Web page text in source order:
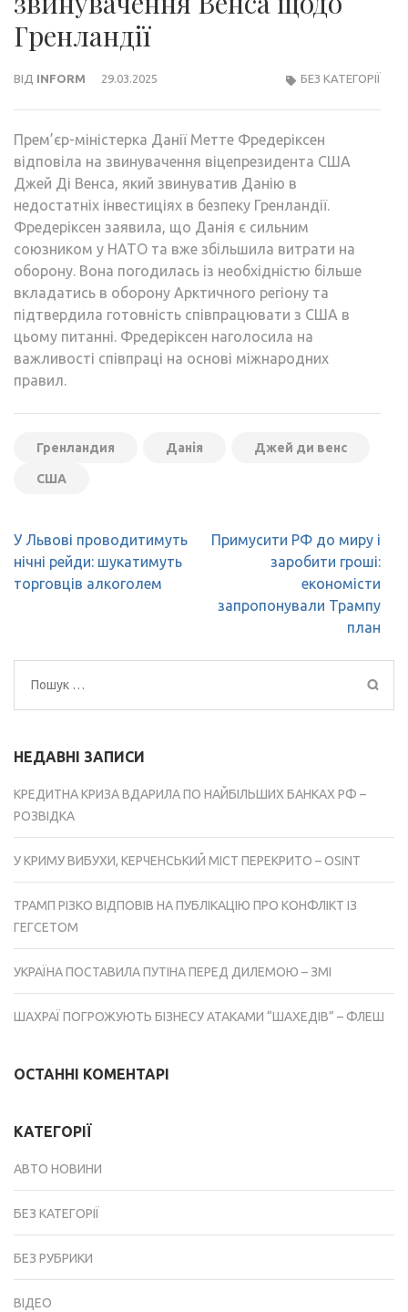
Гренландії
ВІД INFORM 29.03.2025 БЕЗ КАТЕГОРІЇ
Прем’єр-міністерка Данії Метте Фредеріксен
відповіла на звинувачення віцепрезидента США
Джей Ді Венса, який звинуватив Данію в
недостатніх інвестиціях в безпеку Гренландії.
Фредеріксен заявила, що Данія є сильним
союзником у НАТО та вже збільшила витрати на
оборону. Вона погодилась із необхідністю більше
вкладатись в оборону Арктичного регіону та
підтвердила готовність співпрацювати з США в
цьому питанні. Фредеріксен наголосила на
важливості співпраці на основі міжнародних
правил.
Гренландия Данія Джей ди венс
США
Навігація
записів
У Львові проводитимуть
нічні рейди: шукатимуть
торговців алкоголем
Примусити РФ до миру і
заробити гроші:
економісти
запропонували Трампу
план
Пошук:
НЕДАВНІ ЗАПИСИ
КРЕДИТНА КРИЗА ВДАРИЛА ПО НАЙБІЛЬШИХ БАНКАХ РФ –
РОЗВІДКА
У КРИМУ ВИБУХИ, КЕРЧЕНСЬКИЙ МІСТ ПЕРЕКРИТО – OSINT
ТРАМП РІЗКО ВІДПОВІВ НА ПУБЛІКАЦІЮ ПРО КОНФЛІКТ ІЗ
ГЕГСЕТОМ
УКРАЇНА ПОСТАВИЛА ПУТІНА ПЕРЕД ДИЛЕМОЮ – ЗМІ
ШАХРАЇ ПОГРОЖУЮТЬ БІЗНЕСУ АТАКАМИ “ШАХЕДІВ” – ФЛЕШ
ОСТАННІ КОМЕНТАРІ
КАТЕГОРІЇ
АВТО НОВИНИ
БЕЗ КАТЕГОРІЇ
БЕЗ РУБРИКИ
ВІДЕО